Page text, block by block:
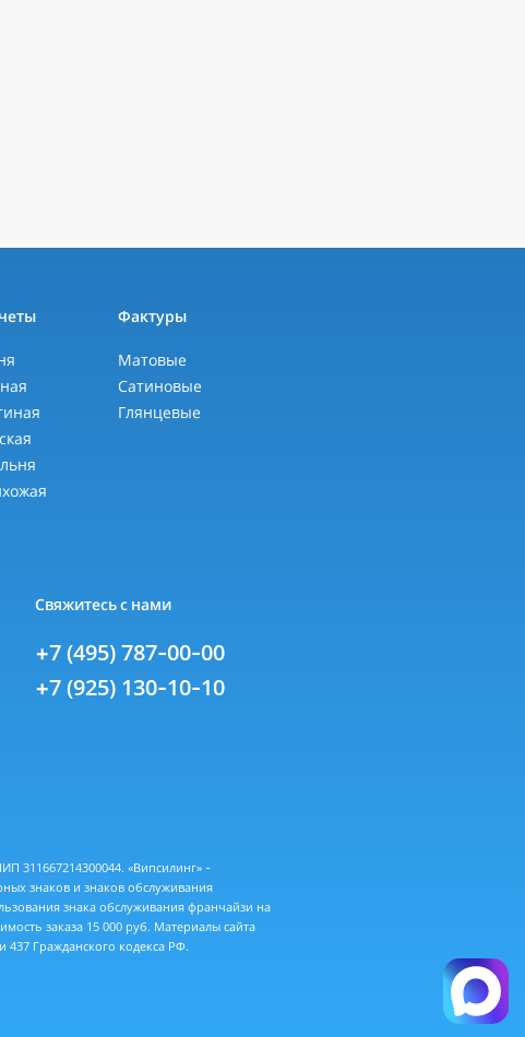
Фактуры
Матовые
Сатиновые
Глянцевые
Свяжитесь с нами
+7 (495) 787-00-00
+7 (925) 130-10-10
311667214300044. «Випсилинг» -
знаков и знаков обслуживания
знака обслуживания франчайзи на
заказа 15 000 руб. Материалы сайта
Гражданского кодекса РФ.